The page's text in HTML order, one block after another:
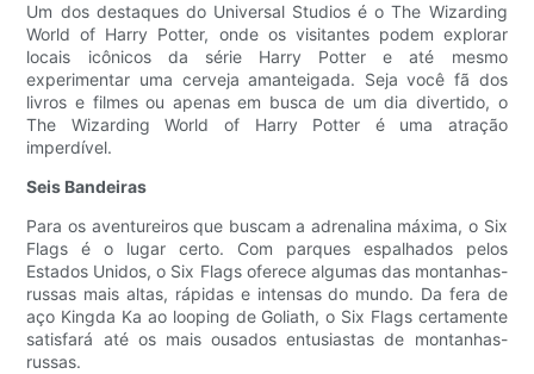
Um dos destaques do Universal Studios é o The Wizarding
World of Harry Potter, onde os visitantes podem explorar
locais icônicos da série Harry Potter e até mesmo
experimentar uma cerveja amanteigada. Seja você fã dos
livros e filmes ou apenas em busca de um dia divertido, o
The Wizarding World of Harry Potter é uma atração
imperdível.
Seis Bandeiras
Para os aventureiros que buscam a adrenalina máxima, o Six
Flags é o lugar certo. Com parques espalhados pelos
Estados Unidos, o Six Flags oferece algumas das montanhas-
russas mais altas, rápidas e intensas do mundo. Da fera de
aço Kingda Ka ao looping de Goliath, o Six Flags certamente
satisfará até os mais ousados ​​entusiastas de montanhas-
russas.